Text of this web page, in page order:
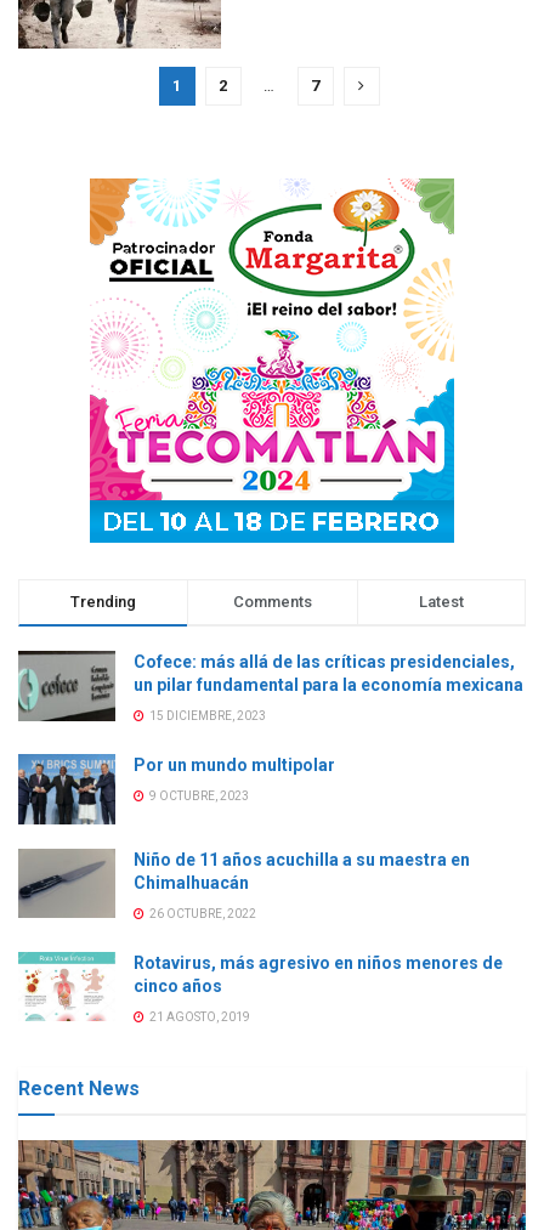
1 2 … 7
Trending Comments Latest
Cofece: más allá de las críticas presidenciales,
un pilar fundamental para la economía mexicana
15 DICIEMBRE, 2023
Por un mundo multipolar
9 OCTUBRE, 2023
Niño de 11 años acuchilla a su maestra en
Chimalhuacán
26 OCTUBRE, 2022
Rotavirus, más agresivo en niños menores de
cinco años
21 AGOSTO, 2019
Recent News